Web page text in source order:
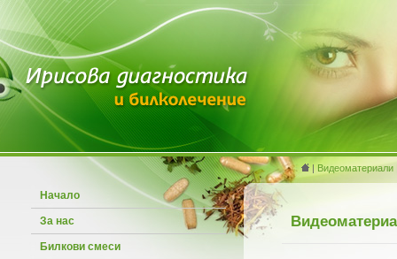
Начало
За нас
Билкови смеси
|Видеоматериали